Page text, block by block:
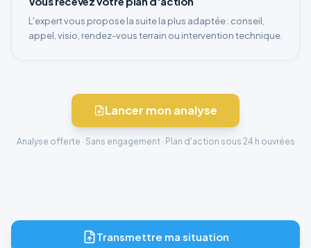
L'expert vous propose la suite la plus adaptée : conseil,
appel, visio, rendez-vous terrain ou intervention technique.
Lancer mon analyse
Analyse offerte · Sans engagement · Plan d'action sous 24 h ouvrées
Transmettre ma situation